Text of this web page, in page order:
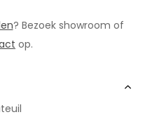
? Bezoek showroom of
op.